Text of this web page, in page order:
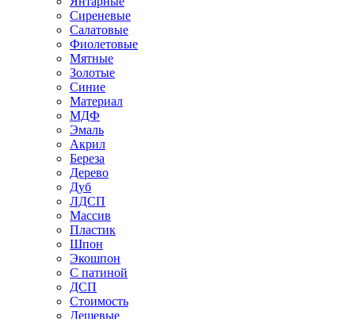
Сиреневые
Салатовые
Фиолетовые
Мятные
Золотые
Синие
Материал
МДФ
Эмаль
Акрил
Береза
Дерево
Дуб
ЛДСП
Массив
Пластик
Шпон
Экошпон
С патиной
ДСП
Стоимость
Дешевые